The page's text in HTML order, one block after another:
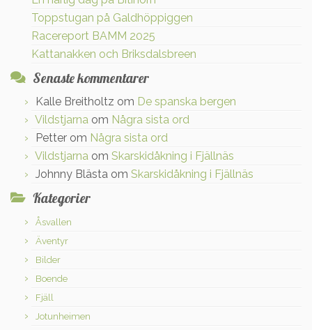
Toppstugan på Galdhöppiggen
Racereport BAMM 2025
Kattanakken och Briksdalsbreen
Senaste kommentarer
Kalle Breitholtz om De spanska bergen
Vildstjarna om Några sista ord
Petter om Några sista ord
Vildstjarna om Skarskidåkning i Fjällnäs
Johnny Blästa om Skarskidåkning i Fjällnäs
Kategorier
Åsvallen
Äventyr
Bilder
Boende
Fjäll
Jotunheimen